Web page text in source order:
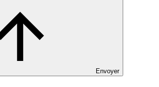
Envoyer